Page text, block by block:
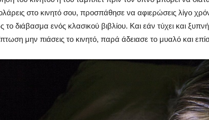
στο κινητό σου, προσπάθησε να αφιερώσεις λίγο
το διάβασμα ενός κλασικού βιβλίου. Και εάν τύχει και
μην πιάσεις το κινητό, παρά άδειασε το μυαλό και